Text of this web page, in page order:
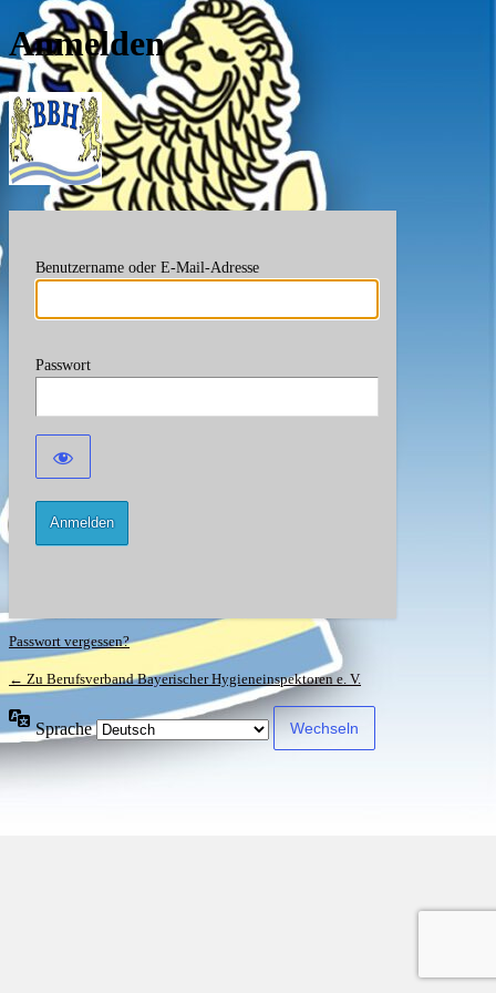
Anmelden
Berufsverband
Benutzername oder E-Mail-Adresse
Passwort
Passwort vergessen?
← Zu Berufsverband Bayerischer Hygieneinspektoren e. V.
Sprache